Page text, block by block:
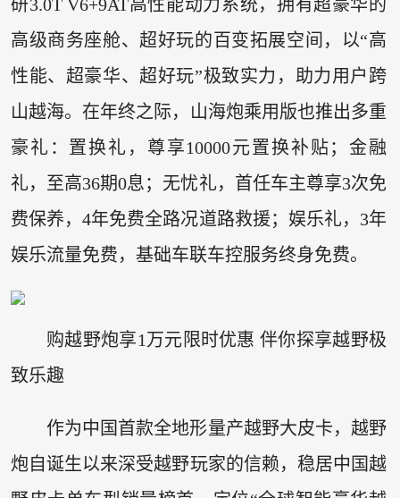
研3.0T V6+9AT高性能动力系统，拥有超豪华的
高级商务座舱、超好玩的百变拓展空间，以“高
性能、超豪华、超好玩”极致实力，助力用户跨
山越海。在年终之际，山海炮乘用版也推出多重
豪礼：置换礼，尊享10000元置换补贴；金融
礼，至高36期0息；无忧礼，首任车主尊享3次免
费保养，4年免费全路况道路救援；娱乐礼，3年
娱乐流量免费，基础车联车控服务终身免费。
购越野炮享1万元限时优惠 伴你探享越野极
致乐趣
作为中国首款全地形量产越野大皮卡，越野
炮自诞生以来深受越野玩家的信赖，稳居中国越